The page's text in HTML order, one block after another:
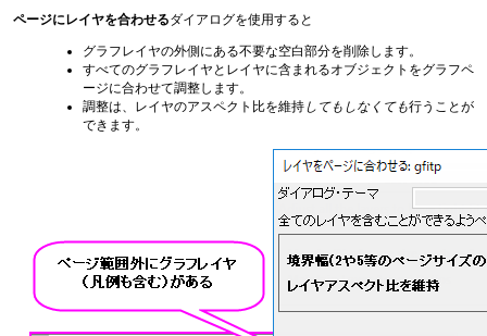
ページにレイヤを合わせるダイアログを使用すると
グラフレイヤの外側にある不要な空白部分を削除します。
すべてのグラフレイヤとレイヤに含まれるオブジェクトをグラフペ
ージに合わせて調整します。
調整は、レイヤのアスペクト比を維持 しても しなくても行うことが
できます。